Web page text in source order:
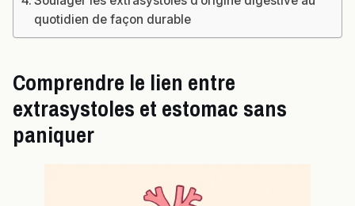
quotidien de façon durable
Comprendre le lien entre
extrasystoles et estomac sans
paniquer